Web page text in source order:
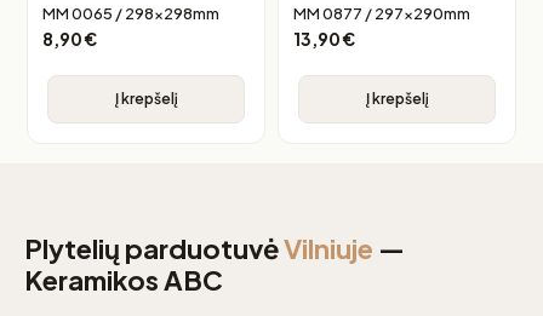
MM 0065 / 298x298mm
8,90€
Į krepšelį
MM 0877 / 297x290mm
13,90€
Į krepšelį
Plytelių parduotuvėVilniuje —
Keramikos ABC